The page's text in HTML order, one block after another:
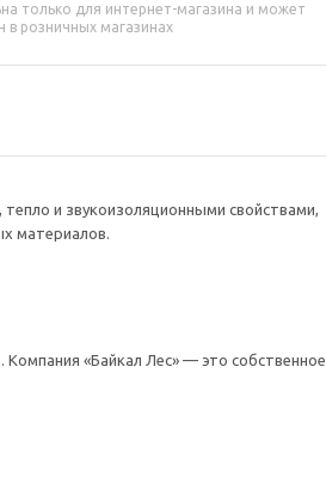
только для интернет-магазина и может
в розничных магазинах
и звукоизоляционными свойствами,
материалов.
«Байкал Лес» — это собственное